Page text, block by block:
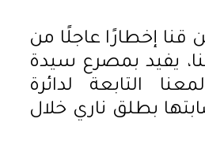
قنا إخطارًا عاجلًا من
يفيد بمصرع سيدة
التابعة لدائرة
بطلق ناري خلال